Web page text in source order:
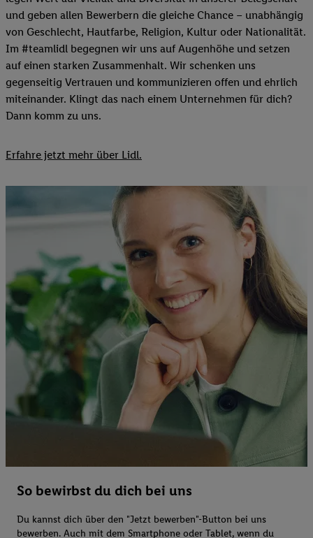
und geben allen Bewerbern die gleiche Chance – unabhängig
von Geschlecht, Hautfarbe, Religion, Kultur oder Nationalität.
Im #teamlidl begegnen wir uns auf Augenhöhe und setzen
auf einen starken Zusammenhalt. Wir schenken uns
gegenseitig Vertrauen und kommunizieren offen und ehrlich
miteinander. Klingt das nach einem Unternehmen für dich?
Dann komm zu uns.​
Erfahre jetzt mehr über Lidl.
So bewirbst du dich bei uns
Du kannst dich über den "Jetzt bewerben"-Button bei uns
bewerben. Auch mit dem Smartphone oder Tablet, wenn du